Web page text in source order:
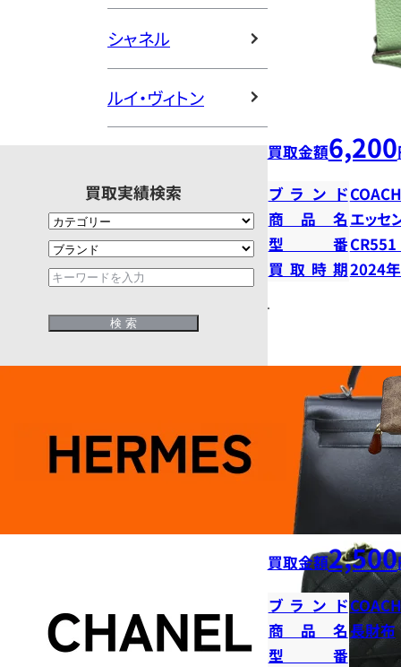
シャネル
ルイ・ヴィトン
買取実績検索
買取金額6,200
ブランドCOACH
商品名 エッセ
型番
買取時期2024
買取金額2,500
ブランドCOACH
商品名長財布
型番